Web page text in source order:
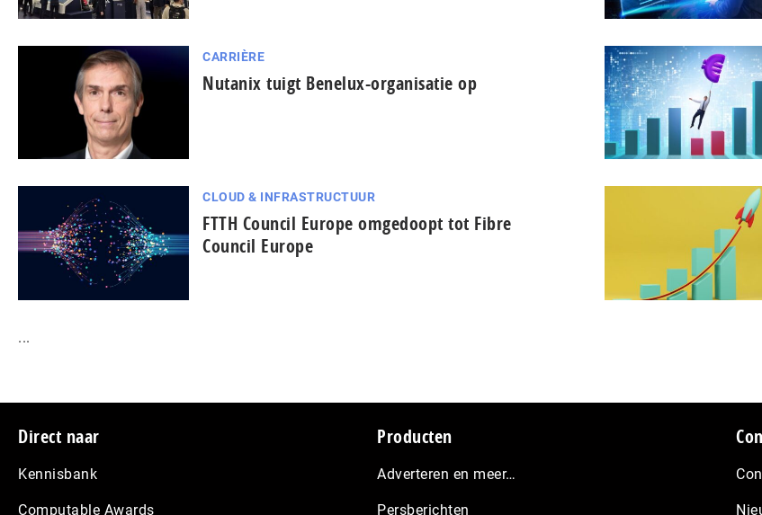
CARRIÈRE
Nutanix tuigt Benelux-organisatie op
CLOUD & INFRASTRUCTUUR
FTTH Council Europe omgedoopt tot Fibre
Council Europe
...
Footer
Direct naar
Kennisbank
Computable Awards
Producten
Adverteren en meer…
Persberichten